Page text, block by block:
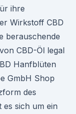
ihre
Wirkstoff CBD
berauschende
CBD-Öl legal
Hanfblüten
GmbH Shop
des
es sich um ein